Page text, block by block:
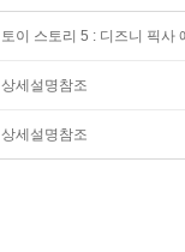
토이 스토리 5 : 디즈니 픽사
상세설명참조
상세설명참조